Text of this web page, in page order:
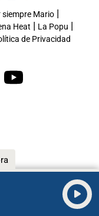
siempre Mario|
Heat | La Popu |
de Privacidad